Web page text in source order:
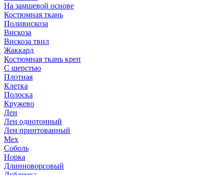
На замшевой основе
Костюмная ткань
Поливискоза
Вискоза
Вискоза твил
Жаккард
Костюмная ткань креп
С шерстью
Плотная
Клетка
Полоска
Кружево
Лен
Лен однотонный
Лен принтованный
Мех
Соболь
Норка
Длинноворсовый